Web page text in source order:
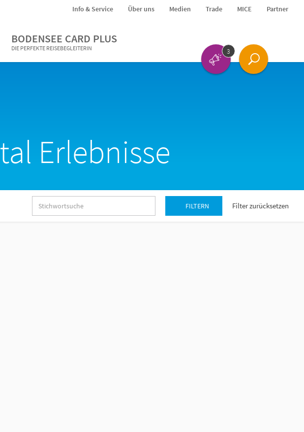
Info & Service Über uns Medien Trade MICE Partner
BODENSEE CARD PLUS
DIE PERFEKTE REISEBEGLEITERIN 3
Erlebnisse
FILTERN Filter zurücksetzen